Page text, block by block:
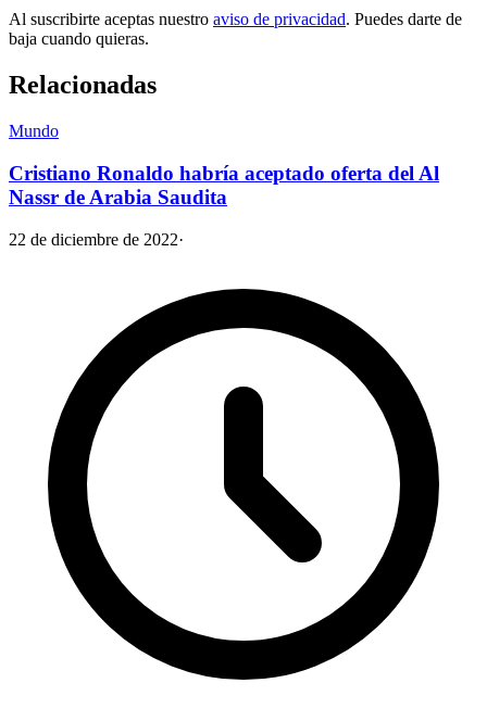
Al suscribirte aceptas nuestro aviso de privacidad. Puedes darte de
baja cuando quieras.
Relacionadas
Mundo
Cristiano Ronaldo habría aceptado oferta del Al
Nassr de Arabia Saudita
22 de diciembre de 2022·